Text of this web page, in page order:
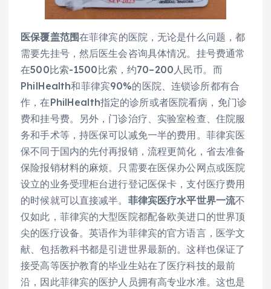
医保覆盖范围在菲律宾的医院，无论是什么问题，都
需要先挂号，然后医生会咨询具体情况️。挂号费通常
在500比索-1500比索，约70–200人民币。而
PhilHealth和菲律宾90%的医院、连锁诊所都有合
作，在PhilHealth指定的诊所或者医院看病，免门诊
费和挂号费。另外，门诊治疗、实验室检查、住院服
务和手术等，持医保可以减免一半的费用。菲律宾医
保不同于国内的先付再报销，流程更简化，省去准备
保险报销材料的麻烦。只需要在医保办公网点或医院
设立的业务受理柜台进行登记医保卡，支付医疗费用
的时候就可以直接减半。 菲律宾医疗水平世界一流不
仅如此，菲律宾的大型医院都配备欧美进口的世界顶
尖的医疗设备。英语作为菲律宾的官方语言，医学文
献、包括教科书都是引进世界最新的。这样也保证了
接受高等医护教育的毕业生站在了医疗科技的最前
沿‍，因此菲律宾的医护人员拥有高专业水准。这也是